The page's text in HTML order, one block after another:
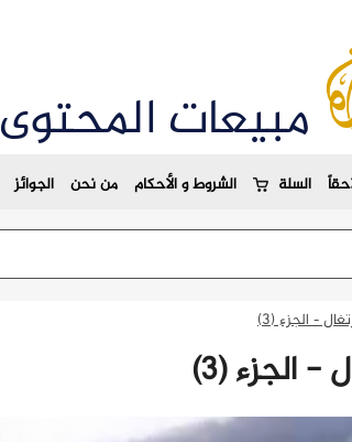
مبيعات المحتوى
السلة الشروط و الأحكام من نحن الجوائز
- الجزء (3)
- الجزء (3)